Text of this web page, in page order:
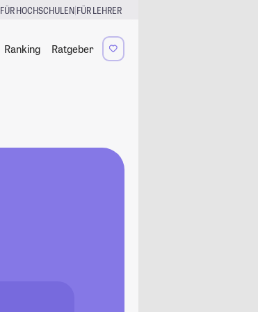
FÜR HOCHSCHULEN|FÜR LEHRER
Ranking Ratgeber